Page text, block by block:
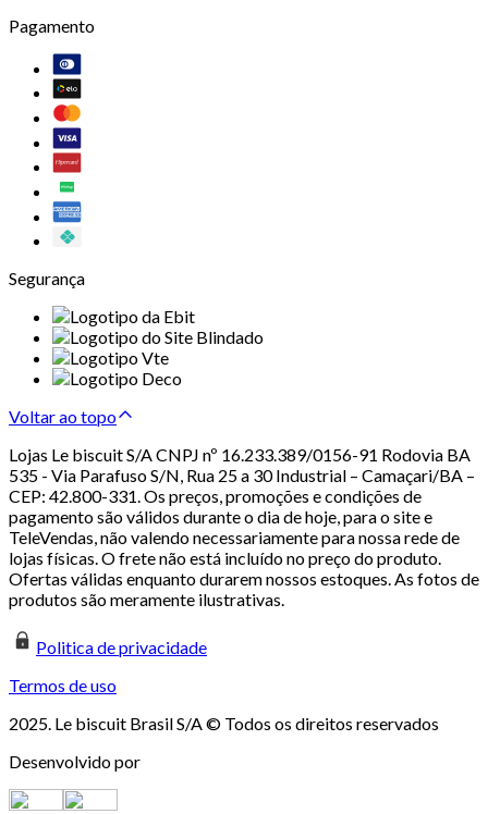
Pagamento
Segurança
Voltar ao topo
Lojas Le biscuit S/A CNPJ nº 16.233.389/0156-91 Rodovia BA
535 - Via Parafuso S/N, Rua 25 a 30 Industrial – Camaçari/BA –
CEP: 42.800-331. Os preços, promoções e condições de
pagamento são válidos durante o dia de hoje, para o site e
TeleVendas, não valendo necessariamente para nossa rede de
lojas físicas. O frete não está incluído no preço do produto.
Ofertas válidas enquanto durarem nossos estoques. As fotos de
produtos são meramente ilustrativas.
Politica de privacidade
Termos de uso
2025. Le biscuit Brasil S/A © Todos os direitos reservados
Desenvolvido por